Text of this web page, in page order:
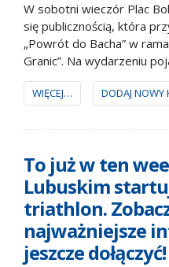
W sobotni wieczór Plac
się publicznością, która
„Powrót do Bacha” w
Granic”. Na wydarzeniu
zarówno ze Słubic, jak i
WIĘCEJ… DODAJ NOWY
To już w ten
Lubuskim
triathlon.
najważniejsze
jeszcze dołączyć!